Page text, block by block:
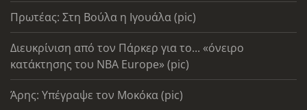
Πρωτέας: Στη Βούλα η Ιγουάλα (pic)
Διευκρίνιση από τον Πάρκερ για το... «όνειρο
κατάκτησης του ΝΒΑ Europe» (pic)
Άρης: Υπέγραψε τον Μοκόκα (pic)